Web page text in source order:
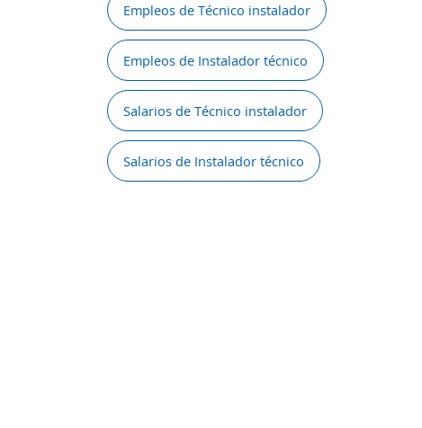
Empleos de Técnico instalador
Empleos de Instalador técnico
Salarios de Técnico instalador
Salarios de Instalador técnico